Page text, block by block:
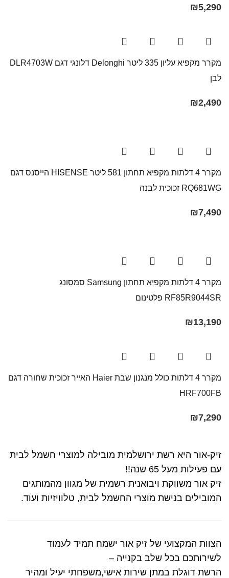
₪5,290
מקרר ‏מקפיא עליון‏ 335 ‏ליטר Delonghi דלונגי דגם DLR4703W
לבן
₪2,490
מקרר 4 דלתות מקפיא תחתון 581 ליטר HISENSE הייסנס דגם
RQ681WG זכוכית לבנה
₪7,490
מקרר 4 דלתות ‏מקפיא תחתון Samsung סמסונג
RF85R9044SR פלטינום
₪13,190
מקרר 4 דלתות כולל מנגנון שבת Haier האייר זכוכית שחורה דגם
HRF700FB
₪7,290
זיק-אור היא רשת ירושלמית מובילה למוצרי חשמל לבית
עם פעילות מעל 65 שנה!!
זיק אור משווקת ויבואנית רשמית של מגוון מהמותגים
המובילים בנישת מוצרי החשמל לבית, טלוויזיות ועוד.
הצוות המקצועי של זיק אור ישמח תמיד לעמוד
לשירותכם בכל שלב בקנייה –
הרשת דוגלת במתן שירות אישי,משפחתי יעיל ומהיר